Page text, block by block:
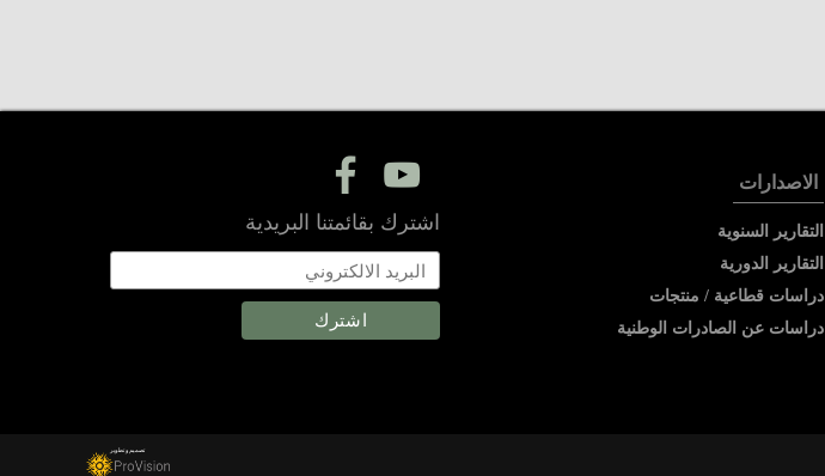
الاصدارات
التقارير السنوية
التقارير الدورية
دراسات قطاعية / منتجات
دراسات عن الصادرات الوطنية
y
f
اشترك بقائمتنا البريدية
تصميم و تطوير